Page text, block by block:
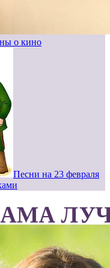
о кино
Песни на 23 февраля